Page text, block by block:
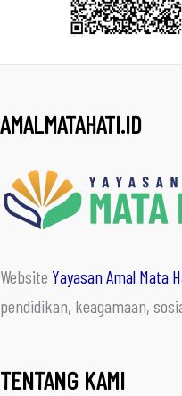
AMALMATAHATI.ID
Website Yayasan Amal Mata
pendidikan, keagamaan,
TENTANG KAMI